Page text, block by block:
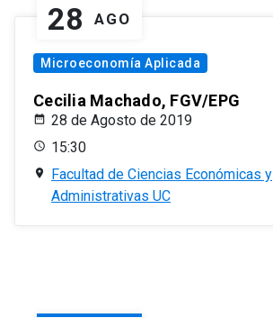
28 AGO
Microeconomía Aplicada
Cecilia Machado, FGV/EPG
28 de Agosto de 2019
15:30
Facultad de Ciencias Económicas y
Administrativas UC